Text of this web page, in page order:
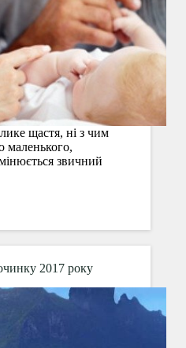
щастя, ні з чим
маленького,
звичний
2017 року